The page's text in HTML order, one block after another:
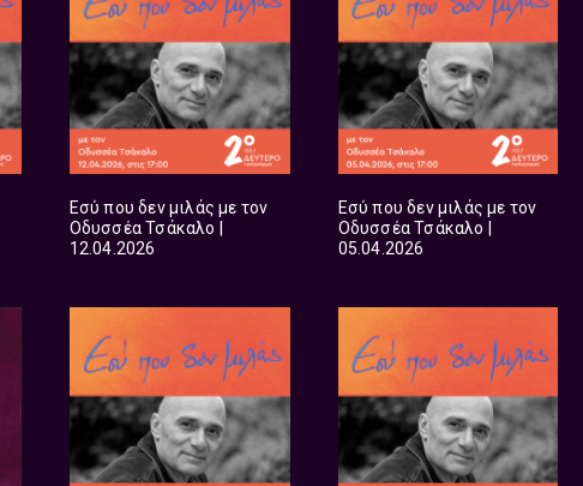
Εσύ που δεν μιλάς με τον
Οδυσσέα Τσάκαλο |
12.04.2026
Εσύ που δεν μιλάς με τον
Οδυσσέα Τσάκαλο |
05.04.2026